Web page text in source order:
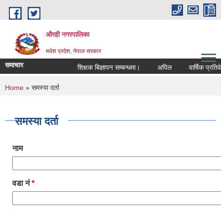
Skip to main content
औरही नगरपालिका
मधेश प्रदेश, नेपाल सरकार
समाचार शिक्षक बिज्ञापन सम्बन्धमा। अपिल वार्षिक
You are here
Home » समस्या दर्ता
समस्या दर्ता
नाम
वडा नं*